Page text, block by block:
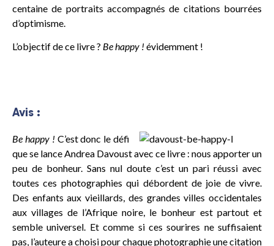
centaine de portraits accompagnés de citations bourrées
d’optimisme.
L’objectif de ce livre ? Be happy ! évidemment !
Avis :
Be happy ! C’est donc le défi
que se lance Andrea Davoust avec ce livre : nous apporter un
peu de bonheur. Sans nul doute c’est un pari réussi avec
toutes ces photographies qui débordent de joie de vivre.
Des enfants aux vieillards, des grandes villes occidentales
aux villages de l’Afrique noire, le bonheur est partout et
semble universel. Et comme si ces sourires ne suffisaient
pas, l’auteure a choisi pour chaque photographie une citation